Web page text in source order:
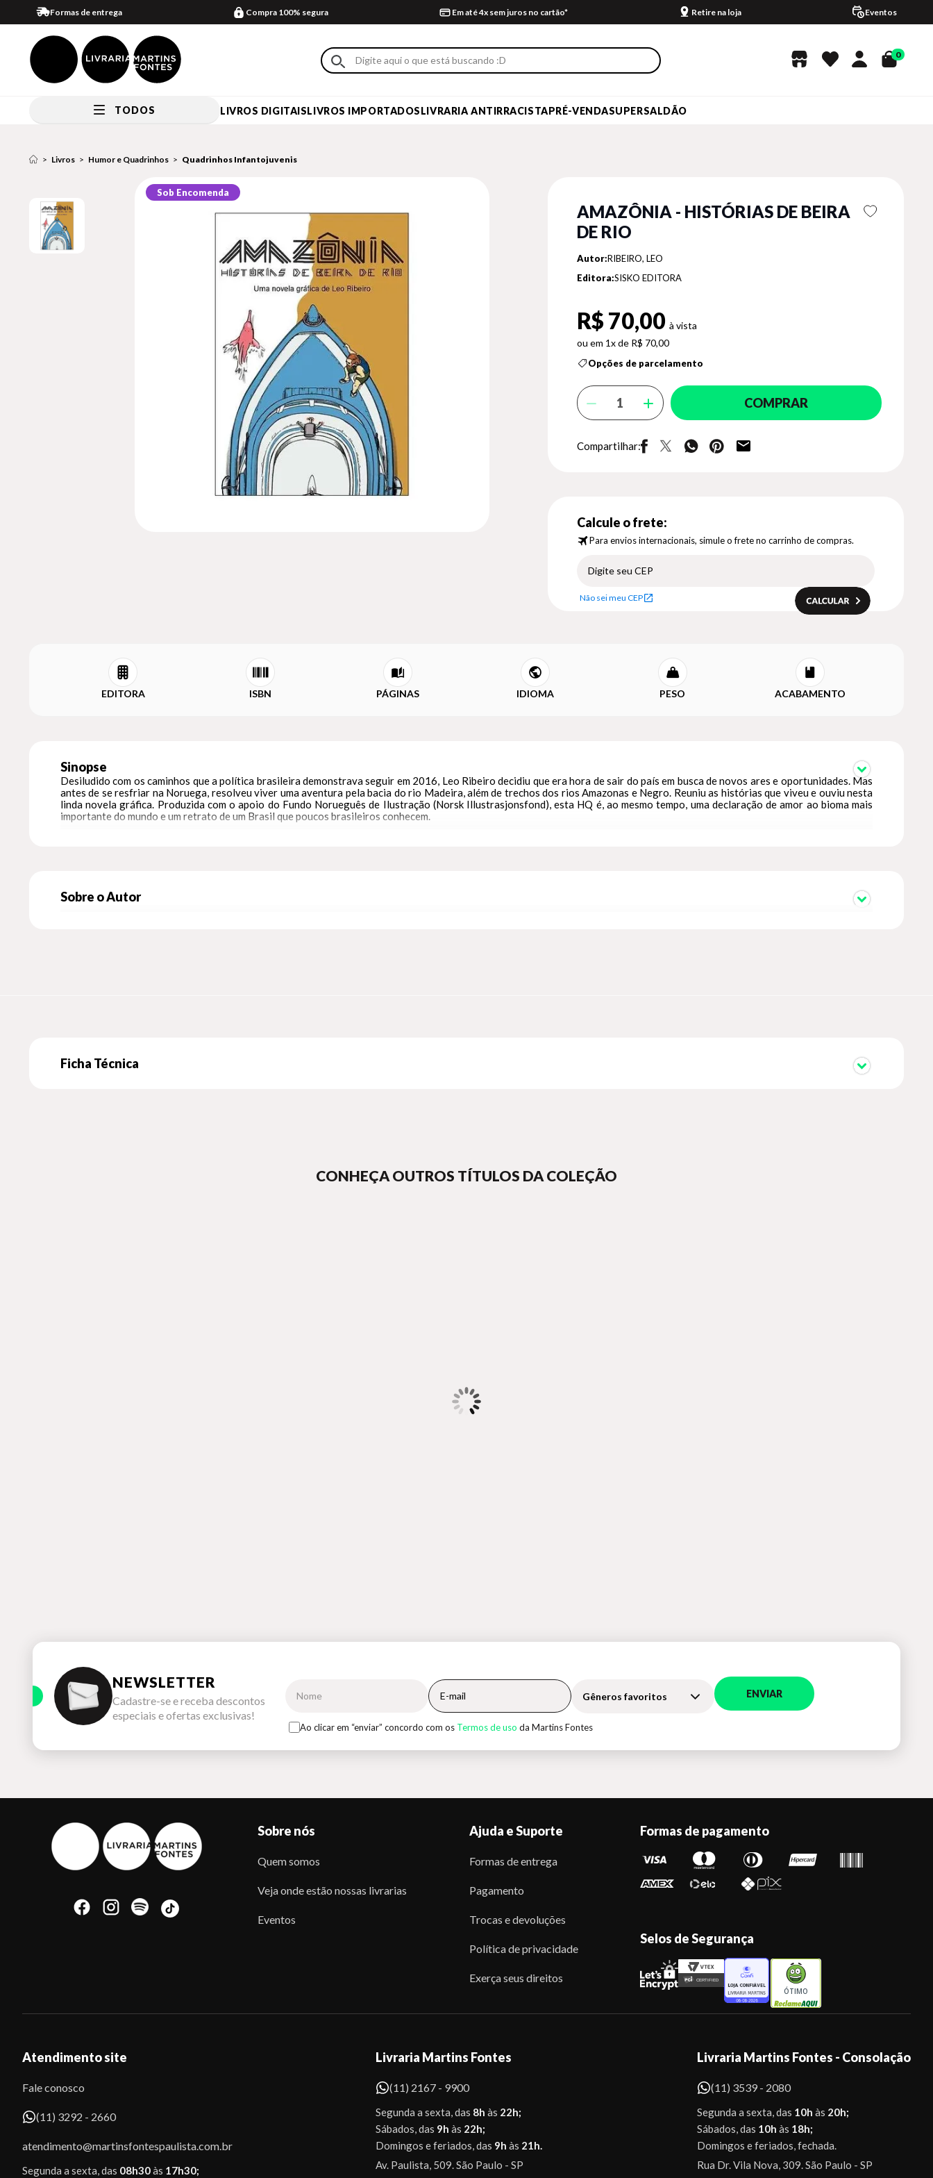
Formas de entrega Compra 100% segura Em até 4x sem juros no cartão* Retire na loja Eventos
0
TODOS LIVROS DIGITAISLIVROS IMPORTADOSLIVRARIA ANTIRRACISTAPRÉ-VENDASUPERSALDÃO
Livros Humor e Quadrinhos Quadrinhos Infantojuvenis
Sob Encomenda
AMAZÔNIA - HISTÓRIAS DE BEIRA
DE RIO
Autor:RIBEIRO, LEO
Editora:SISKO EDITORA
R$ 70,00
1x de R$ 70,00
Opções de parcelamento
COMPRAR
Compartilhar:
Calcule o frete:
Para envios internacionais, simule o frete no carrinho de compras.
Não sei meu CEP
EDITORA ISBN PÁGINAS IDIOMA PESO ACABAMENTO
Sinopse
Desiludido com os caminhos que a política brasileira demonstrava seguir em 2016, Leo Ribeiro decidiu que era hora de sair do país em busca de novos ares e oportunidades. Mas
antes de se resfriar na Noruega, resolveu viver uma aventura pela bacia do rio Madeira, além de trechos dos rios Amazonas e Negro. Reuniu as histórias que viveu e ouviu nesta
linda novela gráfica. Produzida com o apoio do Fundo Norueguês de Ilustração (Norsk Illustrasjonsfond), esta HQ é, ao mesmo tempo, uma declaração de amor ao bioma mais
importante do mundo e um retrato de um Brasil que poucos brasileiros conhecem.
Sobre o Autor
Ficha Técnica
CONHEÇA OUTROS TÍTULOS DA COLEÇÃO
NEWSLETTER
Cadastre-se e receba descontos
especiais e ofertas exclusivas!
Gêneros favoritos ENVIAR
Ao clicar em “enviar” concordo com os Termos de uso da Martins Fontes
Sobre nós
Quem somos
Veja onde estão nossas livrarias
Eventos
Ajuda e Suporte
Formas de entrega
Pagamento
Trocas e devoluções
Política de privacidade
Exerça seus direitos
Formas de pagamento
Selos de Segurança
ÓTIMO
Atendimento site
Fale conosco
(11) 3292 - 2660
atendimento@martinsfontespaulista.com.br
Segunda a sexta, das 08h30às 17h30;
Livraria Martins Fontes
(11) 2167 - 9900
Segunda a sexta, das 8h às 22h;
Sábados, das 9h às 22h;
Domingos e feriados, das 9h às 21h.
Av. Paulista, 509. São Paulo - SP
Livraria Martins Fontes - Consolação
(11) 3539 - 2080
Segunda a sexta, das 10h às 20h;
Sábados, das 10h às 18h;
Domingos e feriados, fechada.
Rua Dr. Vila Nova, 309. São Paulo - SP